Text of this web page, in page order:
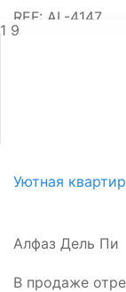
REF: AL-4147
1 9
Уютная
Алфаз Дель Пи
В продаже